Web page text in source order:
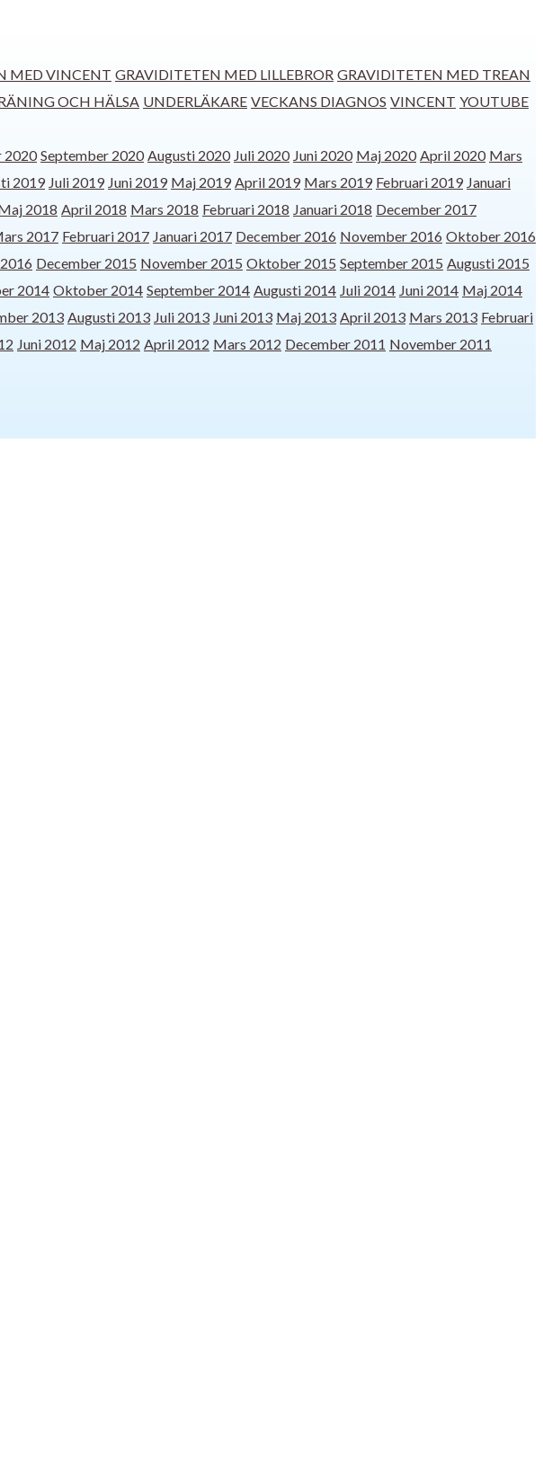
MED VINCENT GRAVIDITETEN MED LILLEBROR GRAVIDITETEN MED TREAN
OCH HÄLSA UNDERLÄKARE VECKANS DIAGNOS VINCENT YOUTUBE
2020 September 2020 Augusti 2020 Juli 2020 Juni 2020 Maj 2020 April 2020 Mars
2019 Juli 2019 Juni 2019 Maj 2019 April 2019 Mars 2019 Februari 2019 Januari
2018 April 2018 Mars 2018 Februari 2018 Januari 2018 December 2017
2017 Februari 2017 Januari 2017 December 2016 November 2016 Oktober 2016
December 2015 November 2015 Oktober 2015 September 2015 Augusti 2015
2014 Oktober 2014 September 2014 Augusti 2014 Juli 2014 Juni 2014 Maj 2014
2013 Augusti 2013 Juli 2013 Juni 2013 Maj 2013 April 2013 Mars 2013 Februari
Juni 2012 Maj 2012 April 2012 Mars 2012 December 2011 November 2011